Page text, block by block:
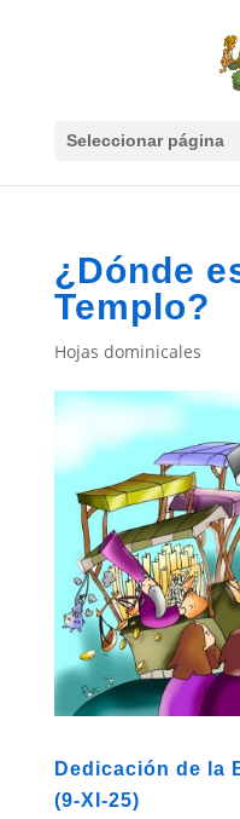
Seleccionar página
¿Dónde
Templo?
Hojas dominicales
Dedicación de la
(9-XI-25)